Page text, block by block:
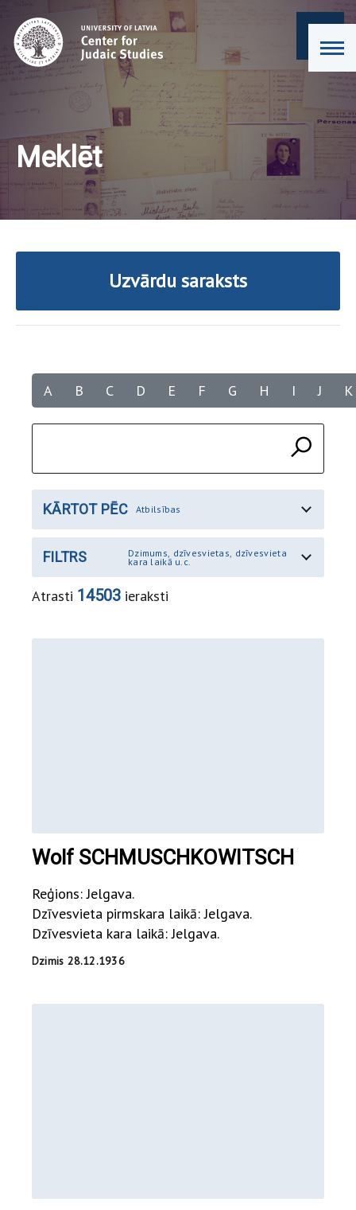
Meklēt
Uzvārdu saraksts
A B C D E F G H I J K
KĀRTOT PĒC Atbilsības
FILTRS Dzimums, dzīvesvietas, dzīvesvieta
kara laikā u.c.
Atrasti 14503 ieraksti
Wolf SCHMUSCHKOWITSCH
Reģions: Jelgava.
Dzīvesvieta pirmskara laikā: Jelgava.
Dzīvesvieta kara laikā: Jelgava.
Dzimis 28.12.1936